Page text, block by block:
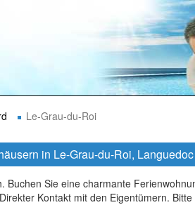
Le-Grau-du-Roi
in Le-Grau-du-Roi,
Sie eine charmante
Kontakt mit den Eigentümern.